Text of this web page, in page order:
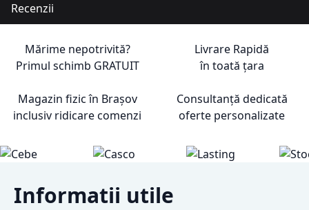
Recenzii
Mărime nepotrivită?
Primul schimb GRATUIT
Livrare Rapidă
în toată țara
Magazin fizic în Brașov
inclusiv ridicare comenzi
Consultanță dedicată
oferte personalizate
Informatii utile